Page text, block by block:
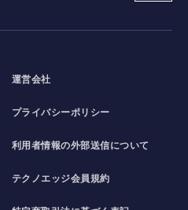
運営会社
プライバシーポリシー
利用者情報の外部送信について
テクノエッジ会員規約